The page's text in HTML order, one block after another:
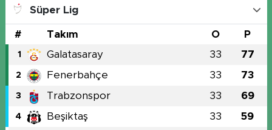
Süper Lig
# Takım O P
1 Galatasaray 33 77
2 Fenerbahçe 33 73
3 Trabzonspor 33 69
4 Beşiktaş 33 59